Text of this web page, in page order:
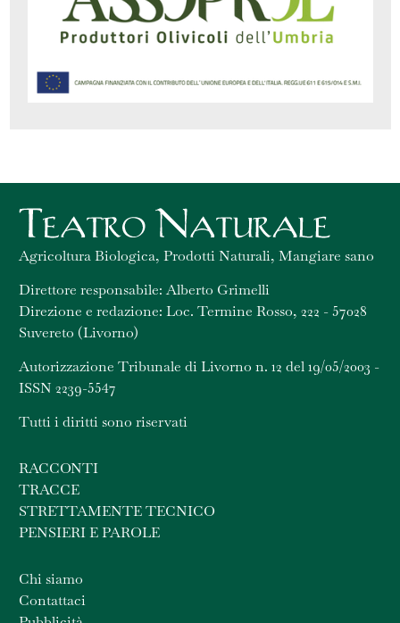
Agricoltura Biologica, Prodotti Naturali, Mangiare sano
Direttore responsabile: Alberto Grimelli
Direzione e redazione: Loc. Termine Rosso, 222 - 57028
Suvereto (Livorno)
Autorizzazione Tribunale di Livorno n. 12 del 19/05/2003 -
ISSN 2239-5547
Tutti i diritti sono riservati
RACCONTI
TRACCE
STRETTAMENTE TECNICO
PENSIERI E PAROLE
Chi siamo
Contattaci